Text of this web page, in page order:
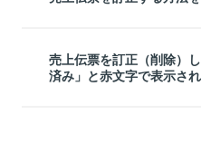
売上伝票を訂正（削除）
済み」と赤文字で表示さ